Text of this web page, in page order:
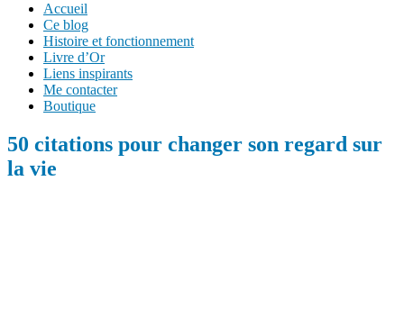
Accueil
Ce blog
Histoire et fonctionnement
Livre d’Or
Liens inspirants
Me contacter
Boutique
50 citations pour changer son regard sur
la vie